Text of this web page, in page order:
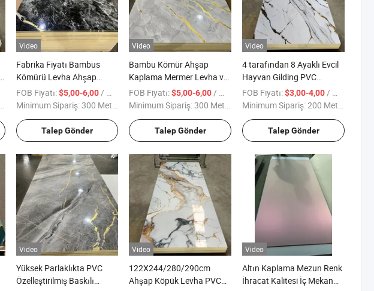
Video
Fabrika Fiyatı Bambus
Kömürü Levha Ahşap
Kaplama WPC Köpük
Tahtası Duvarlar için
FOB Fiyatı:$5,00-6,00 / Metre kare
Minimum Sipariş:300 Metrekare
Talep Gönder
Video
Bambu Kömür Ahşap
Kaplama Mermer Levha ve
Ahşap Desen Renkleri
Duvar Panelleri
FOB Fiyatı:$5,00-6,00 / Metre kare
Minimum Sipariş:300 Metrekare
Talep Gönder
Video
4 tarafından 8 Ayaklı Evcil
Hayvan Gilding PVC
Bambus Kömür Levha
Ahşap Doku PVC Köpük
Levha Mermer Renk Ayna
Kaplama Ahşap Kaplama
Duvar Paneli
FOB Fiyatı:$3,00-4,00 / Metre kare
Minimum Sipariş:200 Metrekare
Talep Gönder
Video
Yüksek Parlaklıkta PVC
Özelleştirilmiş Baskılı
Video
122X244/280/290cm
Ahşap Köpük Levha PVC
Video
Altın Kaplama Mezun Renk
İhracat Kalitesi İç Mekan